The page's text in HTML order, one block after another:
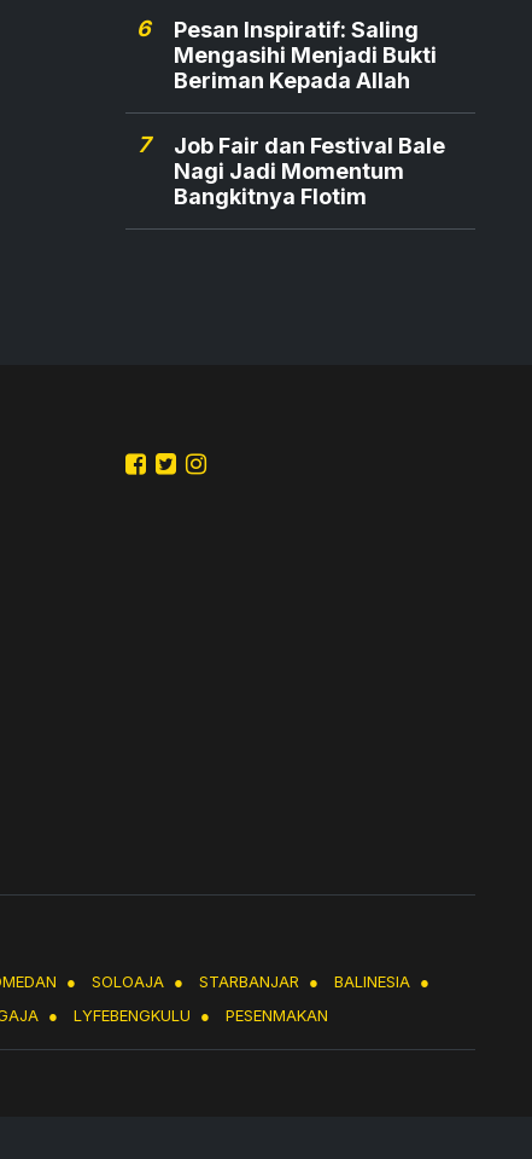
6
Pesan Inspiratif: Saling
Mengasihi Menjadi Bukti
Beriman Kepada Allah
7
Job Fair dan Festival Bale
Nagi Jadi Momentum
Bangkitnya Flotim
● SOLOAJA ● STARBANJAR ● BALINESIA ●
● LYFEBENGKULU ● PESENMAKAN